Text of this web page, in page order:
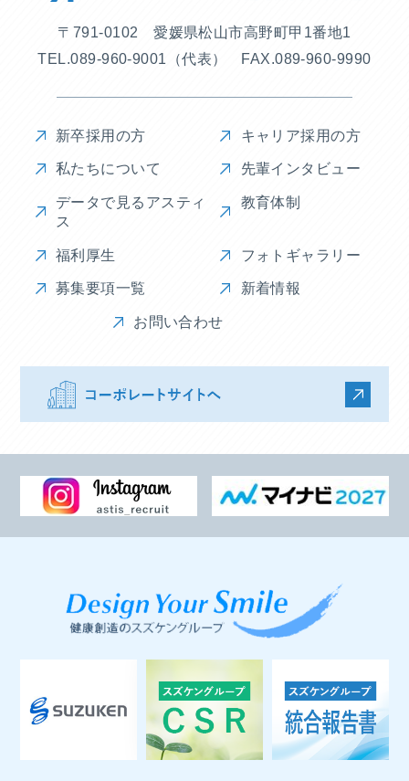
〒791-0102 愛媛県松山市高野町甲1番地1
TEL.089-960-9001 （代表） FAX.089-960-9990
新卒採用の方 キャリア採用の方
私たちについて 先輩インタビュー
データで見るアスティ
ス
教育体制
福利厚生 フォトギャラリー
募集要項一覧 新着情報
お問い合わせ